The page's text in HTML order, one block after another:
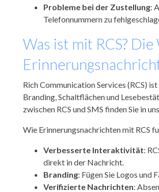
Probleme bei der Zustellung:
Telefonnummern zu
Was ist mit RCS?
Rich Communication Services (RCS)
Branding, Schaltflächen und
zwischen RCS und SMS finden Sie in
Wie Erinnerungsnachrichten mit RCS
Verbesserte Interaktivität:
direkt in der Nachricht.
Branding: Fügen Sie Logos und
Verifizierte Nachrichten: